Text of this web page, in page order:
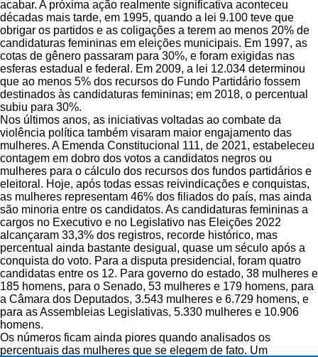
acabar. A próxima ação realmente significativa aconteceu
décadas mais tarde, em 1995, quando a lei 9.100 teve que
obrigar os partidos e as coligações a terem ao menos 20% de
candidaturas femininas em eleições municipais. Em 1997, as
cotas de gênero passaram para 30%, e foram exigidas nas
esferas estadual e federal. Em 2009, a lei 12.034 determinou
que ao menos 5% dos recursos do Fundo Partidário fossem
destinados às candidaturas femininas; em 2018, o percentual
subiu para 30%.
Nos últimos anos, as iniciativas voltadas ao combate da
violência política também visaram maior engajamento das
mulheres. A Emenda Constitucional 111, de 2021, estabeleceu
contagem em dobro dos votos a candidatos negros ou
mulheres para o cálculo dos recursos dos fundos partidários e
eleitoral. Hoje, após todas essas reivindicações e conquistas,
as mulheres representam 46% dos filiados do país, mas ainda
são minoria entre os candidatos. As candidaturas femininas a
cargos no Executivo e no Legislativo nas Eleições 2022
alcançaram 33,3% dos registros, recorde histórico, mas
percentual ainda bastante desigual, quase um século após a
conquista do voto. Para a disputa presidencial, foram quatro
candidatas entre os 12. Para governo do estado, 38 mulheres e
185 homens, para o Senado, 53 mulheres e 179 homens, para
a Câmara dos Deputados, 3.543 mulheres e 6.729 homens, e
para as Assembleias Legislativas, 5.330 mulheres e 10.906
homens.
Os números ficam ainda piores quando analisados os
percentuais das mulheres que se elegem de fato. Um